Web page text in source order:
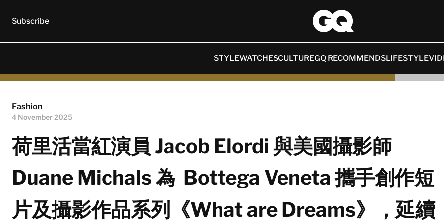
Subscribe
STYLEWATCHESCULTUREGQ RECOMMENDSLIFESTYLE
Fashion
4 November 2025
荷里活當紅演員 Jacob Elordi 與美國攝影師
Duane Michals 為 Bottega Veneta 攜手創作短
片及攝影作品系列《What are Dreams》，延續